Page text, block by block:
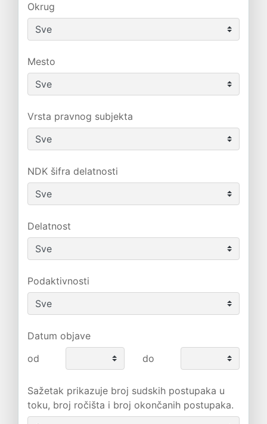
Okrug
Mesto
Vrsta pravnog subjekta
NDK šifra delatnosti
Delatnost
Podaktivnosti
Datum objave
od
do
Sažetak prikazuje broj sudskih postupaka u
toku, broj ročišta i broj okončanih postupaka.